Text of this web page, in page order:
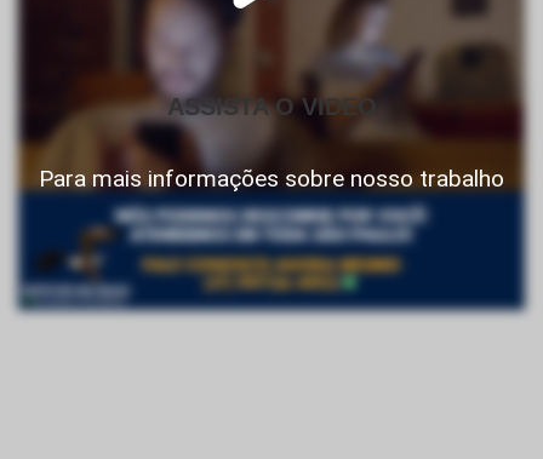
ASSISTA O VIDEO
Para mais informações sobre nosso trabalho